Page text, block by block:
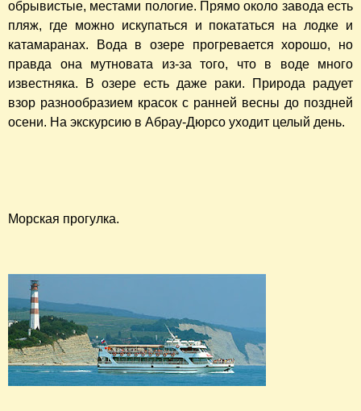
обрывистые, местами пологие. Прямо около завода есть
пляж, где можно искупаться и покататься на лодке и
катамаранах. Вода в озере прогревается хорошо, но
правда она мутновата из-за того, что в воде много
известняка. В озере есть даже раки. Природа радует
взор разнообразием красок с ранней весны до поздней
осени. На экскурсию в Абрау-Дюрсо уходит целый день.
Морская прогулка.